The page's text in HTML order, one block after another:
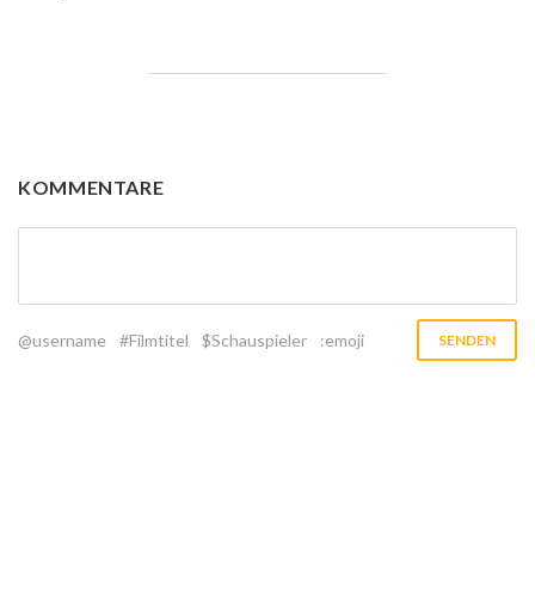
KOMMENTARE
@username #Filmtitel $Schauspieler :emoji